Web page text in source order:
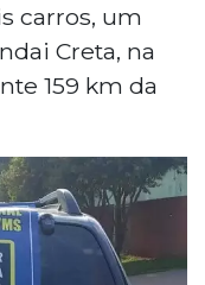
carros, um
Creta, na
159 km da